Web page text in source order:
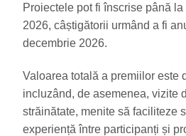
Proiectele pot fi înscrise până
2026, câștigătorii urmând a fi
decembrie 2026.
Valoarea totală a premiilor este
incluzând, de asemenea, vizite
străinătate, menite să faciliteze
experiență între participanți și